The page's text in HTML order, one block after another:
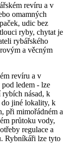
revíru a v
omamných
udic bez
ryby, chytat je
rybářského
a věcným
revíru a v
ledem - lze
násad, k
do jiné lokality, k
při mimořádném a
průtoku vody,
regulace a
Rybníkáři lze tyto